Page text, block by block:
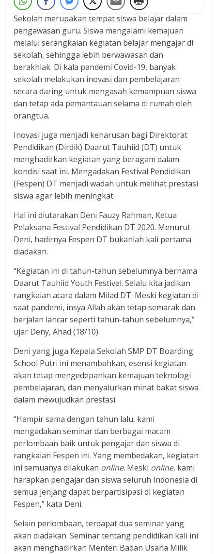
Sekolah merupakan tempat siswa belajar dalam
pengawasan guru. Siswa mengalami kemajuan
melalui serangkaian kegiatan belajar mengajar di
sekolah, sehingga lebih berwawasan dan
berakhlak. Di kala pandemi Covid-19, banyak
sekolah melakukan inovasi dan pembelajaran
secara daring untuk mengasah kemampuan siswa
dan tetap ada pemantauan selama di rumah oleh
orangtua.
Inovasi juga menjadi keharusan bagi Direktorat
Pendidikan (Dirdik) Daarut Tauhiid (DT) untuk
menghadirkan kegiatan yang beragam dalam
kondisi saat ini. Mengadakan Festival Pendidikan
(Fespen) DT menjadi wadah untuk melihat prestasi
siswa agar lebih meningkat.
Hal ini diutarakan Deni Fauzy Rahman, Ketua
Pelaksana Festival Pendidikan DT 2020. Menurut
Deni, hadirnya Fespen DT bukanlah kali pertama
diadakan.
“Kegiatan ini di tahun-tahun sebelumnya bernama
Daarut Tauhiid Youth Festival. Selalu kita jadikan
rangkaian acara dalam Milad DT. Meski kegiatan di
saat pandemi, insya Allah akan tetap semarak dan
berjalan lancar seperti tahun-tahun sebelumnya,”
ujar Deny, Ahad (18/10).
Deni yang juga Kepala Sekolah SMP DT Boarding
School Putri ini menambahkan, esensi kegiatan
akan tetap mengedepankan kemajuan teknologi
pembelajaran, dan menyalurkan minat bakat siswa
dalam mewujudkan prestasi.
“Hampir sama dengan tahun lalu, kami
mengadakan seminar dan berbagai macam
perlombaan baik untuk pengajar dan siswa di
rangkaian Fespen ini. Yang membedakan, kegiatan
ini semuanya dilakukan online. Meski online, kami
harapkan pengajar dan siswa seluruh Indonesia di
semua jenjang dapat berpartisipasi di kegiatan
Fespen,” kata Deni.
Selain perlombaan, terdapat dua seminar yang
akan diadakan. Seminar tentang pendidikan kali ini
akan menghadirkan Menteri Badan Usaha Milik